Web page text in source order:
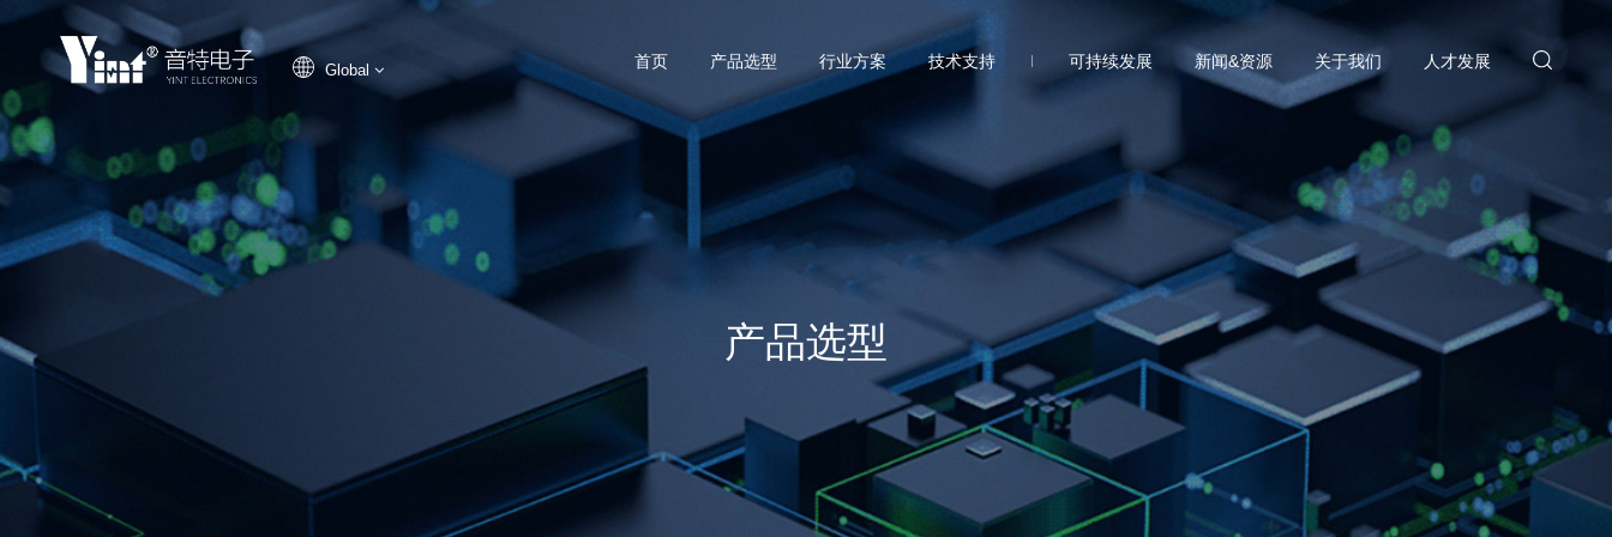
Global 首页 产品选型 行业方案 技术支持 可持续发展 新闻&资源 关于我们 人才发展
产品选型